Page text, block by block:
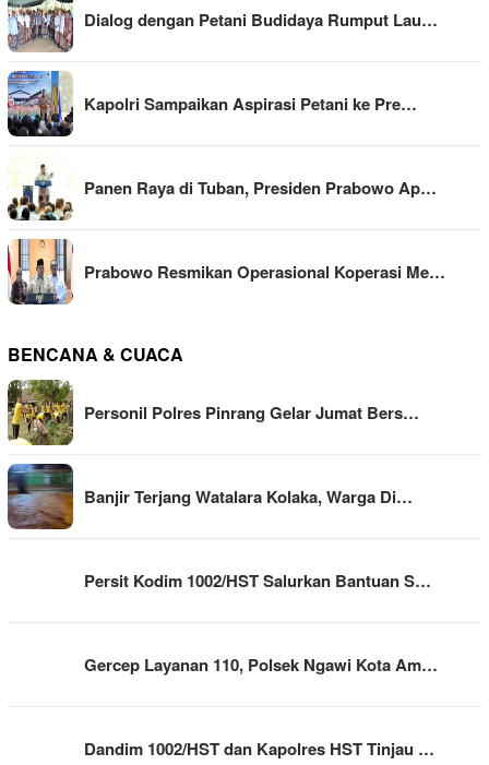
Dialog dengan Petani Budidaya Rumput Lau…
Kapolri Sampaikan Aspirasi Petani ke Pre…
Panen Raya di Tuban, Presiden Prabowo Ap…
Prabowo Resmikan Operasional Koperasi Me…
BENCANA & CUACA
Personil Polres Pinrang Gelar Jumat Bers…
Banjir Terjang Watalara Kolaka, Warga Di…
Persit Kodim 1002/HST Salurkan Bantuan S…
Gercep Layanan 110, Polsek Ngawi Kota Am…
Dandim 1002/HST dan Kapolres HST Tinjau …